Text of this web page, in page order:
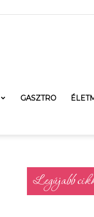
GASZTRO
Legújabb